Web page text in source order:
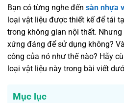
Bạn có từng nghe đến sàn nhựa
loại vật liệu được thiết kế để tái
trong không gian nội thất.
xứng đáng để sử dụng không?
công của nó như thế nào? Hãy
loại vật liệu này trong bài viết
Mục lục